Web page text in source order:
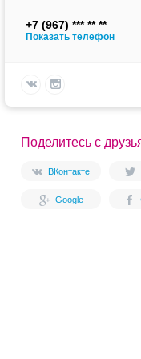
+7 (967)
Показать телефон
Поделитесь с
ВКонтакте
Google